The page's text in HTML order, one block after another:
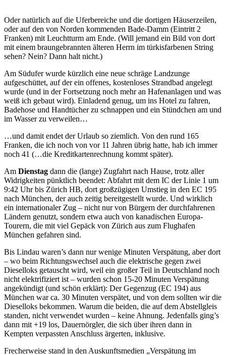
Oder natürlich auf die Uferbereiche und die dortigen Häuserzeilen,
oder auf den von Norden kommenden Bade-Damm (Eintritt 2
Franken) mit Leuchtturm am Ende. (Will jemand ein Bild von dort
mit einem braungebrannten älteren Herrn im türkisfarbenen String
sehen? Nein? Dann halt nicht.)
Am Südufer wurde kürzlich eine neue schräge Landzunge
aufgeschüttet, auf der ein offenes, kostenloses Strandbad angelegt
wurde (und in der Fortsetzung noch mehr an Hafenanlagen und was
weiß ich gebaut wird). Einladend genug, um ins Hotel zu fahren,
Badehose und Handtücher zu schnappen und ein Stündchen am und
im Wasser zu verweilen…
…und damit endet der Urlaub so ziemlich. Von den rund 165
Franken, die ich noch von vor 11 Jahren übrig hatte, hab ich immer
noch 41 (…die Kreditkartenrechnung kommt später).
Am Dienstag dann die (lange) Zugfahrt nach Hause, trotz aller
Widrigkeiten pünktlich beendet: Abfahrt mit dem IC der Linie 1 um
9:42 Uhr bis Zürich HB, dort großzügigen Umstieg in den EC 195
nach München, der auch zeitig bereitgestellt wurde. Und wirklich
ein internationaler Zug – nicht nur von Bürgern der durchfahrenen
Ländern genutzt, sondern etwa auch von kanadischen Europa-
Tourern, die mit viel Gepäck von Zürich aus zum Flughafen
München gefahren sind.
Bis Lindau waren’s dann nur wenige Minuten Verspätung, aber dort
– wo beim Richtungswechsel auch die elektrische gegen zwei
Dieselloks getauscht wird, weil ein großer Teil in Deutschland noch
nicht elektrifiziert ist – wurden schon 15-20 Minuten Verspätung
angekündigt (und schön erklärt): Der Gegenzug (EC 194) aus
München war ca. 30 Minuten verspätet, und von dem sollten wir die
Dieselloks bekommen. Warum die beiden, die auf dem Abstellgleis
standen, nicht verwendet wurden – keine Ahnung. Jedenfalls ging’s
dann mit +19 los, Dauernörgler, die sich über ihren dann in
Kempten verpassten Anschluss ärgerten, inklusive.
Frecherweise stand in den Auskunftsmedien „Verspätung im